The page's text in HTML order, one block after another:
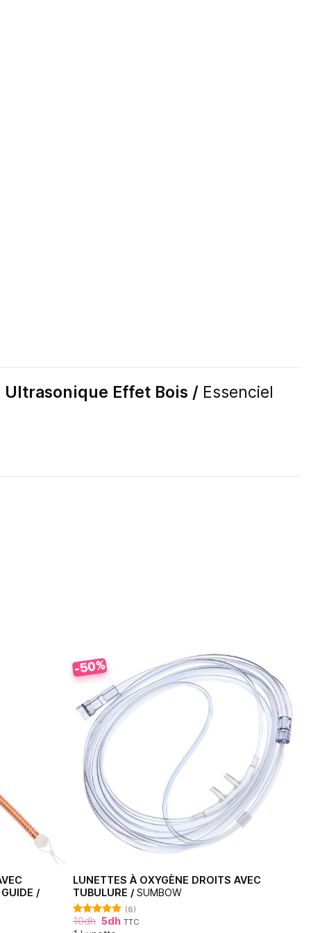
Effet Bois / Essenciel
/
-50%
LUNETTES À OXYGÈNE DROITS AVEC
TUBULURE / SUMBOW
Note 4.88
(8)
10dh 5dh TTC